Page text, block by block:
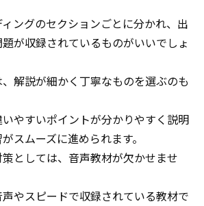
ングのセクションごとに分かれ、出
が収録されているものがいいでしょ
解説が細かく丁寧なものを選ぶのも
やすいポイントが分かりやすく説明
スムーズに進められます。
としては、音声教材が欠かせませ
やスピードで収録されている教材で